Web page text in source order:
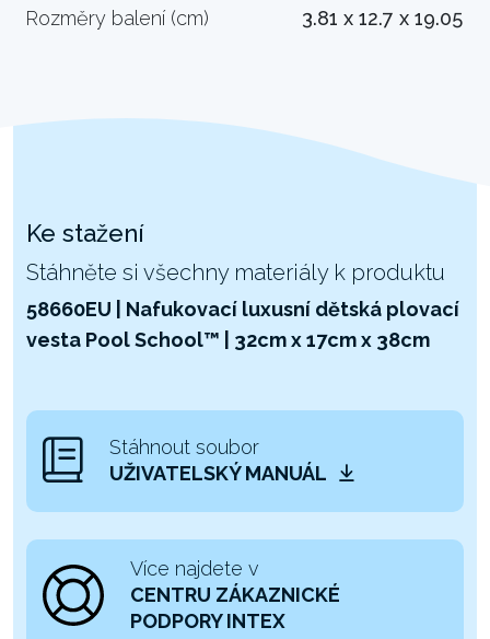
Rozměry balení (cm) 3.81 x 12.7 x 19.05
Ke stažení
Stáhněte si všechny materiály k produktu
58660EU | Nafukovací luxusní dětská plovací
vesta Pool School™ | 32cm x 17cm x 38cm
Stáhnout soubor
UŽIVATELSKÝ MANUÁL
Více najdete v
CENTRU ZÁKAZNICKÉ
PODPORY INTEX